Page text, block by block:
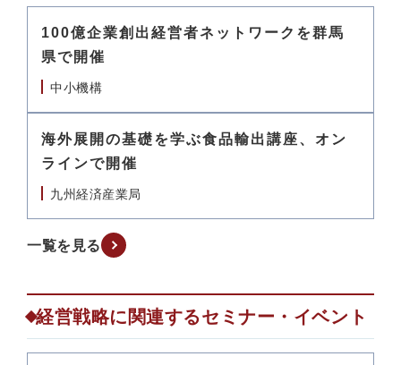
100億企業創出経営者ネットワークを群馬
県で開催
中小機構
海外展開の基礎を学ぶ食品輸出講座、オン
ラインで開催
九州経済産業局
一覧を見る
経営戦略に関連するセミナー・イベント